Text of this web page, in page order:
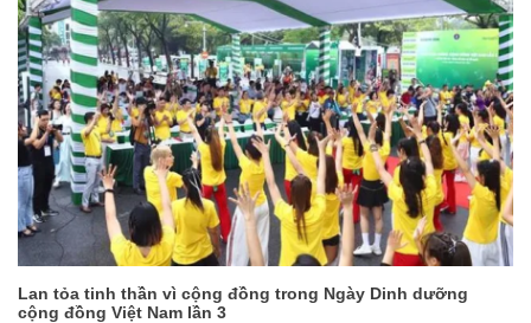
Lan tỏa tinh thần vì cộng đồng trong Ngày Dinh dưỡng
cộng đồng Việt Nam lần 3